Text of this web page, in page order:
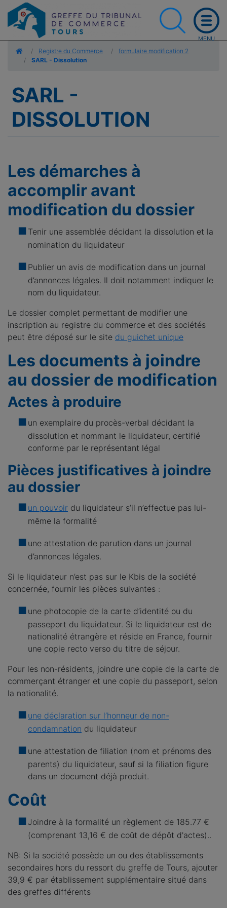
AccueilRegistre du Commerce
formulaire modification 2
SARL - Dissolution
SARL -
DISSOLUTION
Les démarches à
accomplir avant
modification du dossier
Tenir une assemblée décidant la dissolution et la
nomination du liquidateur
Publier un avis de modification dans un journal
d’annonces légales. Il doit notamment indiquer le
nom du liquidateur.
Le dossier complet permettant de modifier une
inscription au registre du commerce et des sociétés
peut être déposé sur le site du guichet unique
Les documents à joindre
au dossier de modification
Actes à produire
un exemplaire du procès-verbal décidant la
dissolution et nommant le liquidateur, certifié
conforme par le représentant légal
Pièces justificatives à joindre
au dossier
un pouvoir du liquidateur s’il n’effectue pas lui-
même la formalité
une attestation de parution dans un journal
d’annonces légales.
Si le liquidateur n’est pas sur le Kbis de la société
concernée, fournir les pièces suivantes :
une photocopie de la carte d’identité ou du
passeport du liquidateur. Si le liquidateur est de
nationalité étrangère et réside en France, fournir
une copie recto verso du titre de séjour.
Pour les non-résidents, joindre une copie de la carte de
commerçant étranger et une copie du passeport, selon
la nationalité.
une déclaration sur l’honneur de non-
condamnation du liquidateur
une attestation de filiation (nom et prénoms des
parents) du liquidateur, sauf si la filiation figure
dans un document déjà produit.
Coût
Joindre à la formalité un règlement de 185.77 €
(comprenant 13,16 € de coût de dépôt d'actes)..
NB: Si la société possède un ou des établissements
secondaires hors du ressort du greffe de Tours, ajouter
39,9 € par établissement supplémentaire situé dans
des greffes différents